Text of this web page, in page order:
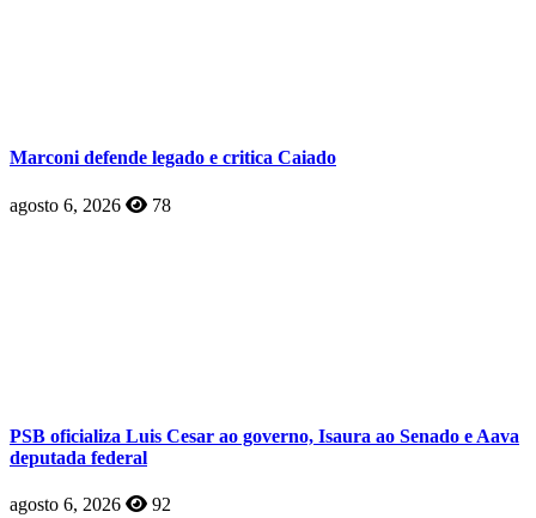
Marconi defende legado e critica Caiado
agosto 6, 2026 78
PSB oficializa Luis Cesar ao governo, Isaura ao Senado e Aava
deputada federal
agosto 6, 2026 92